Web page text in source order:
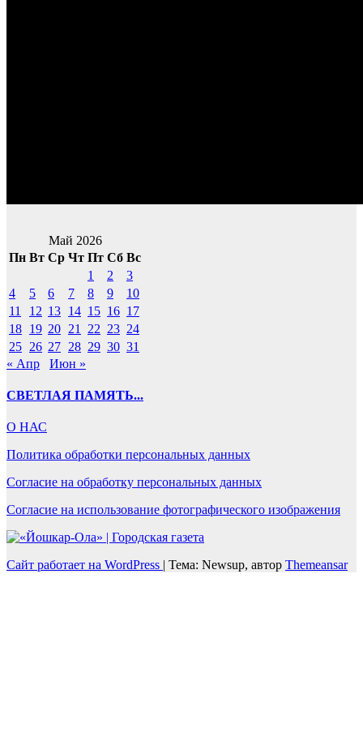
Май 2026
Пн Вт Ср Чт Пт Сб Вс
1
2
3
4
5 6 7 8 9
10
11
12 13 14 15 16 17
18 19 20 21 22 23 24
25 26 27 28 29 30 31
« Апр
Июн »
СВЕТЛАЯ ПАМЯТЬ...
О НАС
Политика обработки персональных данных
Согласие на обработку персональных данных
Согласие на использование фотографического изображения
Сайт работает на WordPress Тема: Newsup, автор Themeansar